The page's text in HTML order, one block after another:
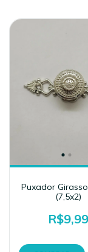
Puxador
(7,5x2)
R$9,99